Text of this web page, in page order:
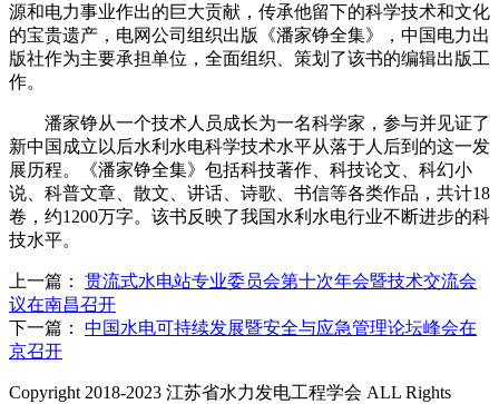
源和电力事业作出的巨大贡献，传承他留下的科学技术和文化
的宝贵遗产，电网公司组织出版《潘家铮全集》，中国电力出
版社作为主要承担单位，全面组织、策划了该书的编辑出版工
作。
潘家铮从一个技术人员成长为一名科学家，参与并见证了
新中国成立以后水利水电科学技术水平从落于人后到的这一发
展历程。《潘家铮全集》包括科技著作、科技论文、科幻小
说、科普文章、散文、讲话、诗歌、书信等各类作品，共计18
卷，约1200万字。该书反映了我国水利水电行业不断进步的科
技水平。
上一篇： 贯流式水电站专业委员会第十次年会暨技术交流会
议在南昌召开
下一篇： 中国水电可持续发展暨安全与应急管理论坛峰会在
京召开
Copyright 2018-2023 江苏省水力发电工程学会 ALL Rights